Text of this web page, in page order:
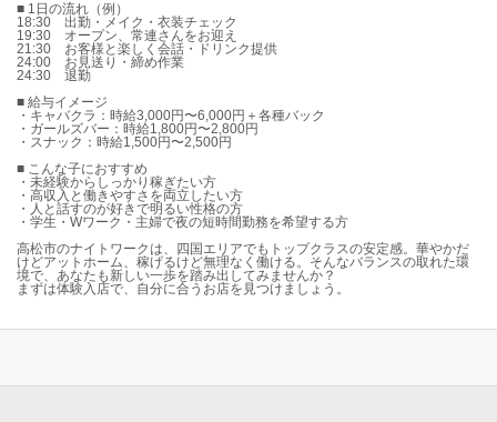
■ 1日の流れ（例）
18:30 出勤・メイク・衣装チェック
19:30 オープン、常連さんをお迎え
21:30 お客様と楽しく会話・ドリンク提供
24:00 お見送り・締め作業
24:30 退勤
■ 給与イメージ
・キャバクラ：時給3,000円〜6,000円＋各種バック
・ガールズバー：時給1,800円〜2,800円
・スナック：時給1,500円〜2,500円
■ こんな子におすすめ
・未経験からしっかり稼ぎたい方
・高収入と働きやすさを両立したい方
・人と話すのが好きで明るい性格の方
・学生・Wワーク・主婦で夜の短時間勤務を希望する方
高松市のナイトワークは、四国エリアでもトップクラスの安定感。華やかだ
けどアットホーム、稼げるけど無理なく働ける。そんなバランスの取れた環
境で、あなたも新しい一歩を踏み出してみませんか？
まずは体験入店で、自分に合うお店を見つけましょう。